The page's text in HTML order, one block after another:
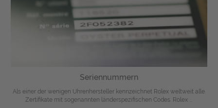
Seriennummern
Als einer der wenigen Uhrenhersteller kennzeichnet Rolex weltweit alle
Zertifikate mit sogenannten länderspezifischen Codes. Rolex ...